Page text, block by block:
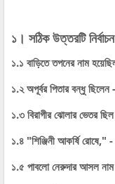
১। সঠিক উত্তরটি
১.১ বাড়িতে তপনের নাম
১.২ অপূর্বর পিতার বন্ধু ছিলেন -
১.৩ বিরাগীর ঝোলার ভেতর
১.৪ "শিঞ্জিনী আকর্ষি রোষে," -
১.৫ পাবলো নেরুদার আসল